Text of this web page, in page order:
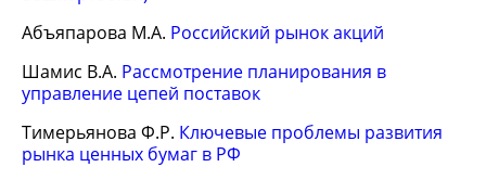
Абъяпарова М.А. Российский рынок акций
Шамис В.А. Рассмотрение планирования в
управление цепей поставок
Тимерьянова Ф.Р. Ключевые проблемы развития
рынка ценных бумаг в РФ